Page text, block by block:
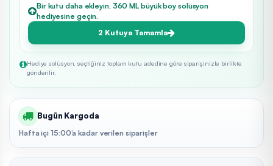
Bir kutu daha ekleyin, 360 ML büyük boy solüsyon
hediyesine geçin.
2 Kutuya Tamamla
Hediye solüsyon, seçtiğiniz toplam kutu adedine göre siparişinizle birlikte
gönderilir.
Bugün Kargoda
Hafta içi 15:00’a kadar verilen siparişler